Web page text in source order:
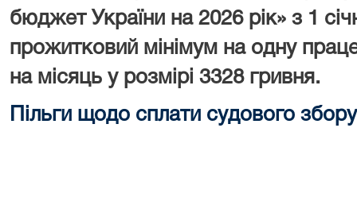
бюджет України на 2026 рік» з 1
прожитковий мінімум на одну
на місяць у розмірі 3328 гривня.
Пільги щодо сплати судового збору